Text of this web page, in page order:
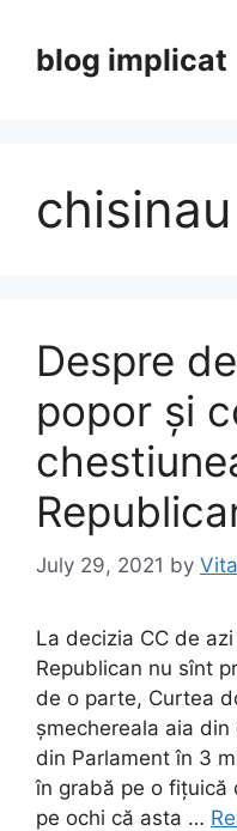
contentblog implicat
chisinau
Despre
popor și
July 29, 2021 by
La decizia CC de
Republican nu sînt
de o parte, Curtea
șmechereala aia
din Parlament în 3
în grabă pe o fițuică
pe ochi că asta …